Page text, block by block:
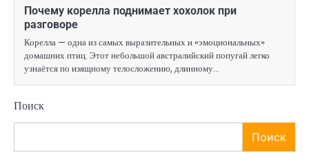
Почему корелла поднимает хохолок при
разговоре
Корелла — одна из самых выразительных и «эмоциональных»
домашних птиц. Этот небольшой австралийский попугай легко
узнаётся по изящному телосложению, длинному…
Поиск
Поиск